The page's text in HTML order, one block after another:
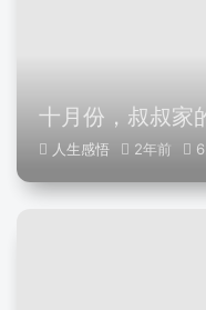
十月份，叔叔家
人生感悟 2年前